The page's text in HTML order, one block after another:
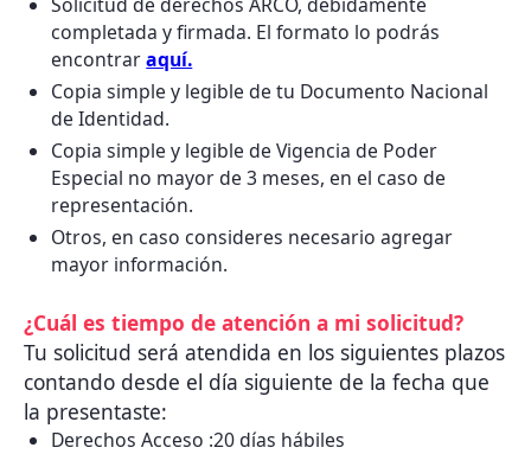
completada y firmada. El formato lo podrás
encontraraquí.
Copia simple y legible de tu Documento Nacional
de Identidad.
Copia simple y legible de Vigencia de Poder
Especial no mayor de 3 meses, en el caso de
representación.
Otros, en caso consideres necesario agregar
mayor información.
¿Cuál es tiempo de atención a mi solicitud?
Tu solicitud será atendida en los siguientes plazos
contando desde el día siguiente de la fecha que
la presentaste:
Derechos Acceso :20 días hábiles